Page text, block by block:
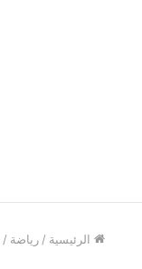
الرئيسية / رياضة /